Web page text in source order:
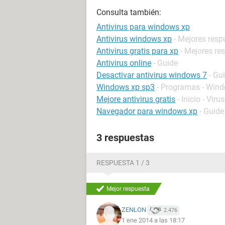
Consulta también:
Antivirus para windows xp
Antivirus windows xp - Mejores
Antivirus gratis para xp - Mejores
Antivirus online - Guide
Desactivar antivirus windows 7 -
Windows xp sp3 - Programas -
Mejore antivirus gratis - Inicio - Virus
Navegador para windows xp - Guide
3 respuestas
RESPUESTA 1 / 3
Mejor respuesta
ZENLON 2.476
1 ene 2014 a las 18:17